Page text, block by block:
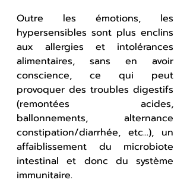
Outre les émotions, les
hypersensibles sont plus enclins
aux allergies et intolérances
alimentaires, sans en avoir
conscience, ce qui peut
provoquer des troubles digestifs
(remontées acides,
ballonnements, alternance
constipation/diarrhée, etc...), un
affaiblissement du microbiote
intestinal et donc du système
immunitaire.